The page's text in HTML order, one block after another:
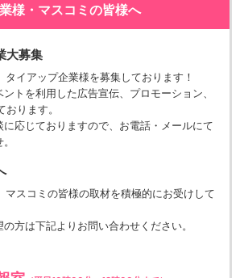
様・マスコミの皆様へ
大募集
イアップ企業様を募集しております！
トを利用した広告宣伝、プロモーション、
おります。
応じておりますので、お電話・メールにて
スコミの皆様の取材を積極的にお受けして
方は下記よりお問い合わせください。